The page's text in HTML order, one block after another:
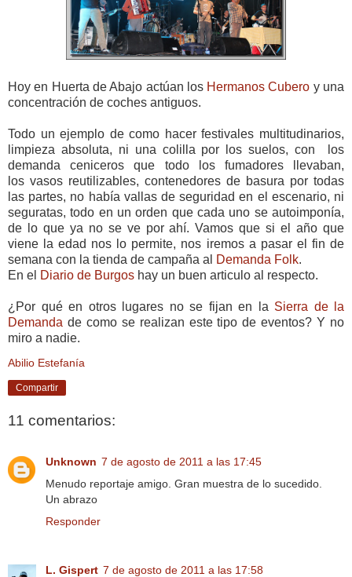
Hoy en Huerta de Abajo actúan los Hermanos Cubero y una
concentración de coches antiguos.
Todo un ejemplo de como hacer festivales multitudinarios,
limpieza absoluta, ni una colilla por los suelos, con los
demanda ceniceros que todo los fumadores llevaban,
los vasos reutilizables, contenedores de basura por todas
las partes, no había vallas de seguridad en el escenario, ni
seguratas, todo en un orden que cada uno se autoimponía,
de lo que ya no se ve por ahí. Vamos que si el año que
viene la edad nos lo permite, nos iremos a pasar el fin de
semana con la tienda de campaña al
Demanda Folk.
En el Diario de Burgos hay un buen articulo al respecto.
¿Por qué en otros lugares no se fijan en la Sierra de la
Demanda de como se realizan este tipo de eventos? Y no
miro a nadie.
Abilio Estefanía
Compartir
11 comentarios:
Unknown 7 de agosto de 2011 a las 17:45
Menudo reportaje amigo. Gran muestra de lo sucedido.
Un abrazo
Responder
L. Gispert 7 de agosto de 2011 a las 17:58